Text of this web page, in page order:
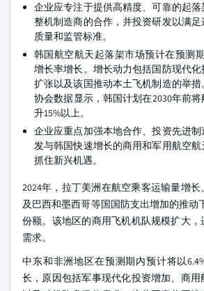
企业应专注于提供高精度、可靠的起
整机制造商的合作，并投资研发以满
质量和监管标准。
韩国航空航天起落架市场预计在预测
增长率增长。增长动力包括国防现代
扩张以及该国推动本土飞机制造的举
协会数据显示，韩国计划在2030年前
升15%以上。
企业应重点加强本地合作、投资先进
发与韩国快速增长的商用和军用航空
抓住新兴机遇。
2024年，拉丁美洲在航空乘客运输量增
及巴西和墨西哥等国国防支出增加的推动
份额。该地区的商用飞机机队规模扩大
需求。
中东和非洲地区在预测期内预计将以
长，原因包括军事现代化投资增加、商